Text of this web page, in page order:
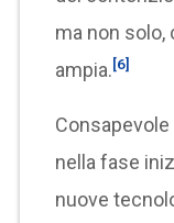
ma non
ampia.[6]
nella fase
nuove